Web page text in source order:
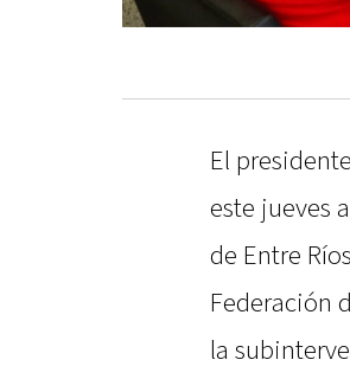
El
este jueves
de Entre
Federación
la